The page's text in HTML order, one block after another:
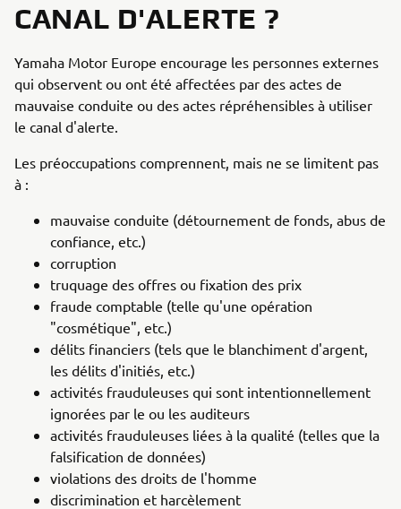
CANAL D'ALERTE ?
Yamaha Motor Europe encourage les personnes externes
qui observent ou ont été affectées par des actes de
mauvaise conduite ou des actes répréhensibles à utiliser
le canal d'alerte.
Les préoccupations comprennent, mais ne se limitent pas
à :
mauvaise conduite (détournement de fonds, abus de
confiance, etc.)
corruption
truquage des offres ou fixation des prix
fraude comptable (telle qu'une opération
"cosmétique", etc.)
délits financiers (tels que le blanchiment d'argent,
les délits d'initiés, etc.)
activités frauduleuses qui sont intentionnellement
ignorées par le ou les auditeurs
activités frauduleuses liées à la qualité (telles que la
falsification de données)
violations des droits de l'homme
discrimination et harcèlement